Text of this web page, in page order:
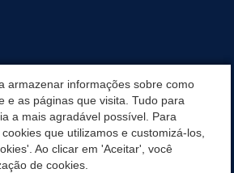
armazenar informações sobre como
e as páginas que visita. Tudo para
a mais agradável possível. Para
que utilizamos e customizá-los,
Ao clicar em 'Aceitar', você
de cookies.